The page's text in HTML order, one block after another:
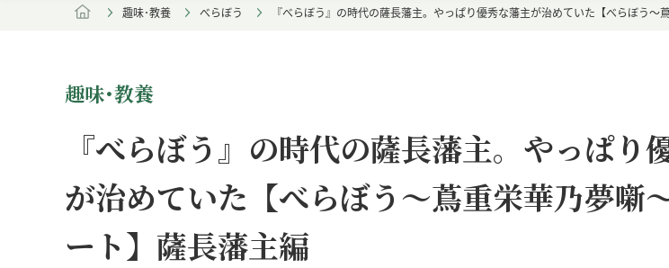
趣味･教養 べらぼう 『べらぼう』の時代の薩長藩主。やっぱり優秀な藩主が治めていた【べらぼう
趣味･教養
『べらぼう』の時代の薩長藩主。やっぱり
が治めていた【べらぼう～蔦重栄華乃夢噺
ート】薩長藩主編